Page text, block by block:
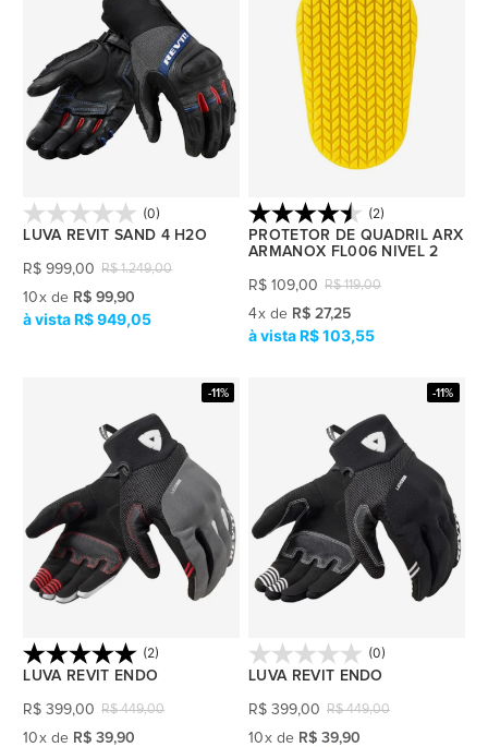
(0)
LUVA REVIT SAND 4 H2O
R$ 1.249,00
R$ 999,00
10x de R$ 99,90
R$ 949,05
(2)
PROTETOR DE QUADRIL ARX
ARMANOX FL006 NIVEL 2
R$ 119,00
R$ 109,00
4x de R$ 27,25
R$ 103,55
-11%
(2)
LUVA REVIT ENDO
R$ 449,00
R$ 399,00
10x de R$ 39,90
-11%
(0)
LUVA REVIT ENDO
R$ 449,00
R$ 399,00
10x de R$ 39,90